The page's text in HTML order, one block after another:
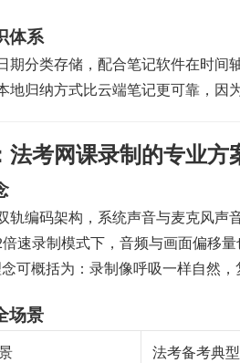
体系
期分类存储，配合笔记软件在时间
地归纳方式比云端笔记更可靠，因
法考网课录制的专业方
轨编码架构，系统声音与麦克风声
速录制模式下，音频与画面偏移
可概括为：录制像呼吸一样自然，
场景
法考备考典